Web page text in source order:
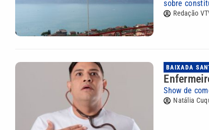
sobre
Redação
BAIXADA
Show de
Natália